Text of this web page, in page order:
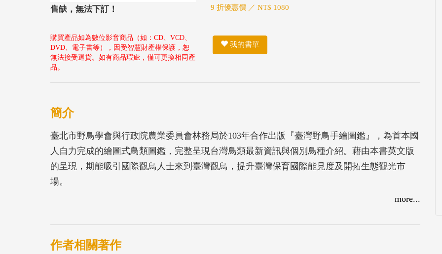
售缺，無法下訂！
購買產品如為數位影音商品（如：CD、VCD、
DVD、電子書等），因受智慧財產權保護，恕
無法接受退貨。如有商品瑕疵，僅可更換相同產
品。
9 折優惠價 ／ NT$ 1080
我的書單
簡介
臺北市野鳥學會與行政院農業委員會林務局於103年合作出版『臺灣野鳥手繪圖鑑』，為首本國
人自力完成的繪圖式鳥類圖鑑，完整呈現台灣鳥類最新資訊與個別鳥種介紹。藉由本書英文版
的呈現，期能吸引國際觀鳥人士來到臺灣觀鳥，提升臺灣保育國際能見度及開拓生態觀光市
場。
more...
作者相關著作